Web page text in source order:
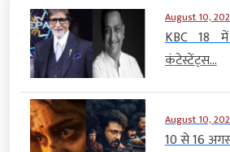
August 10,
KBC 18
कंटेस्टेंट्स...
August 10,
10 से 16